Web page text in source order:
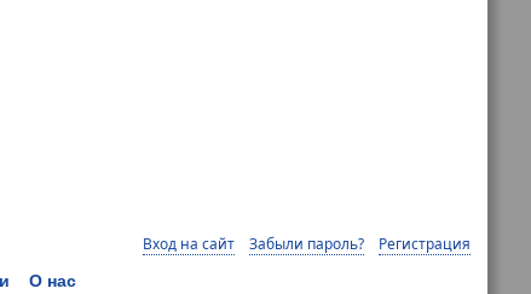
Вход на сайт Забыли пароль? Регистрация
О нас